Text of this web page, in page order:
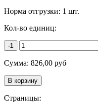
Норма отгрузки: 1 шт.
Кол-во единиц:
-1
Сумма: 826,00 руб
Страницы: